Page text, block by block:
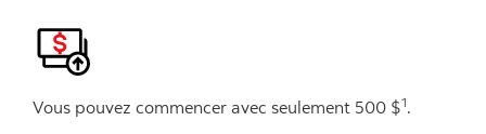
Vous pouvez commencer avec seulement 500 $1.